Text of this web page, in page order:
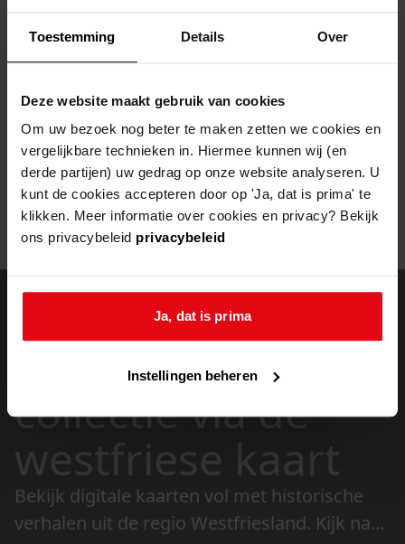
Toestemming Details Over
Deze website maakt gebruik van cookies
Om uw bezoek nog beter te maken zetten we cookies en
vergelijkbare technieken in. Hiermee kunnen wij (en
derde partijen) uw gedrag op onze website analyseren. U
kunt de cookies accepteren door op 'Ja, dat is prima' te
klikken. Meer informatie over cookies en privacy? Bekijk
ons privacybeleid privacybeleid
Ja, dat is prima
Instellingen beheren
Helaas, er is een fout opgetreden
Mogelijk kunt u deze pagina niet bezoeken door:
een verouderde bladwijzer/favoriet
een zoekmachine heeft eenverouderde lijst van de website
eenfout getyptadres
doorzoek de
collectie via de
westfriese kaart
Bekijk digitale kaarten vol met historische
verhalen uit de regio Westfriesland. Kijk naar